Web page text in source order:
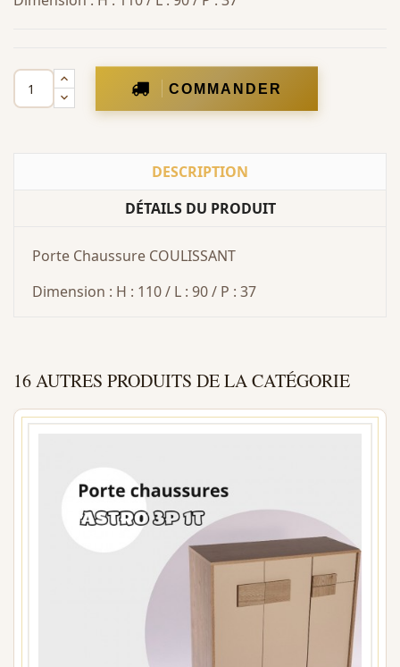
COMMANDER
DESCRIPTION
DÉTAILS DU PRODUIT
Porte Chaussure COULISSANT
Dimension : H : 110 / L : 90 / P : 37
16 AUTRES PRODUITS DE LA CATÉGORIE